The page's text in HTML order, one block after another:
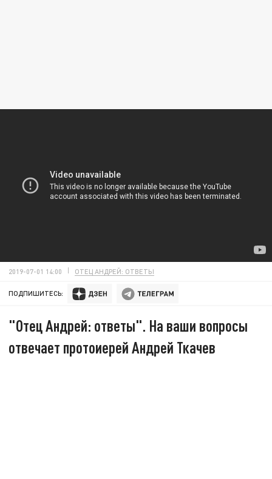
2019-07-01 14:00 ОТЕЦ АНДРЕЙ: ОТВЕТЫ
ПОДПИШИТЕСЬ:
"Отец Андрей: ответы". На ваши вопросы
отвечает протоиерей Андрей Ткачев